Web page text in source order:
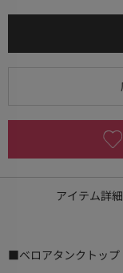
アイテム詳細
■ベロアタンクトップ